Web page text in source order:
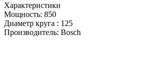
Характеристики
Мощность: 850
Диаметр круга : 125
Производитель: Bosch